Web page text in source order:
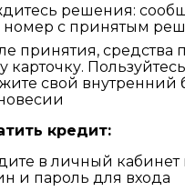
решения:
номер с принятым
принятия, средства
карточку.
свой внутренний
кредит:
в личный кабинет
и пароль для входа